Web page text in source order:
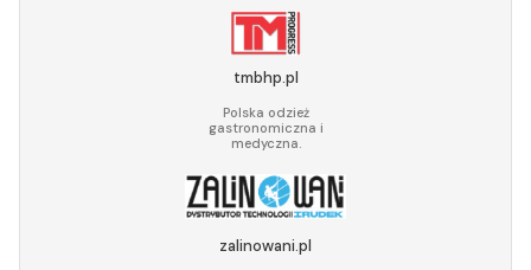
tmbhp.pl
Polska odzież
gastronomiczna i
medyczna.
zalinowani.pl